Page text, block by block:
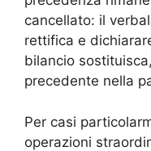
cancellato: il
rettifica e
bilancio
precedente nella
Per casi
operazioni